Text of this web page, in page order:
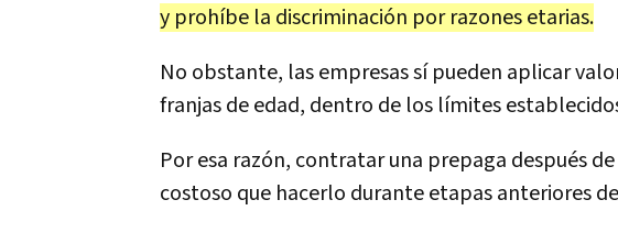
y prohíbe la discriminación por razones etarias.
No obstante, las empresas sí pueden aplicar
franjas de edad, dentro de los límites
Por esa razón, contratar una prepaga después
costoso que hacerlo durante etapas anteriores